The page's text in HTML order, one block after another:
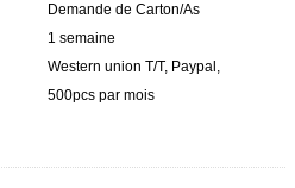
Demande de Carton/As
1 semaine
Western union T/T, Paypal,
500pcs par mois